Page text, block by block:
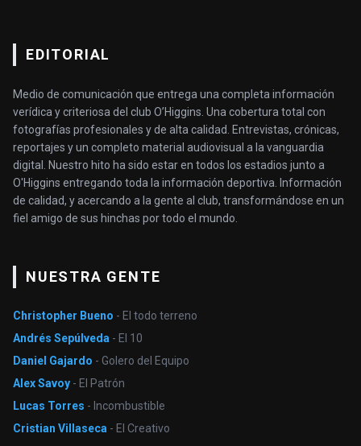
EDITORIAL
Medio de comunicación que entrega una completa información
verídica y criteriosa del club O’Higgins. Una cobertura total con
fotografías profesionales y de alta calidad. Entrevistas, crónicas,
reportajes y un completo material audiovisual a la vanguardia
digital. Nuestro hito ha sido estar en todos los estadios junto a
O'Higgins entregando toda la información deportiva. Información
de calidad, y acercando a la gente al club, transformándose en un
fiel amigo de sus hinchas por todo el mundo.
NUESTRA GENTE
Christopher Bueno - El todo terreno
Andrés Sepúlveda - El 10
Daniel Gajardo - Golero del Equipo
Alex Savoy - El Patrón
Lucas Torres - Incombustible
Cristian Villaseca - El Creativo